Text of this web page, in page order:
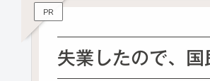
PR
失業したので、国